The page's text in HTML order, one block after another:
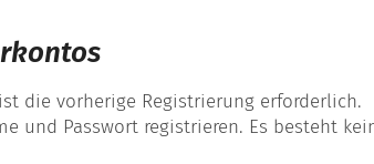
die vorherige Registrierung erforderlich.
und Passwort registrieren. Es besteht